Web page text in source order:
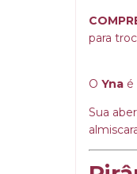
para
O Yna é
Sua